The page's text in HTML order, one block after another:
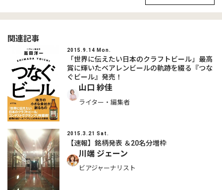
関連記事
2015.9.14 Mon.
「世界に伝えたい日本のクラフトビール」最高
賞に輝いたベアレンビールの軌跡を綴る『つな
ぐビール』発売！
山口 紗佳
ライター・編集者
2015.3.21 Sat.
【速報】銘柄発表 ＆20名分増枠
川端 ジェーン
ビアジャーナリスト